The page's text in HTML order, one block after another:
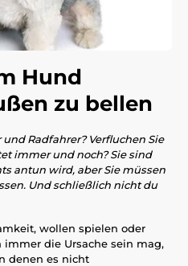
Hund
zu bellen
Radfahrer? Verfluchen Sie
immer und noch? Sie sind
antun wird, aber Sie müssen
Und schließlich nicht du
wollen spielen oder
die Ursache sein mag,
denen es nicht